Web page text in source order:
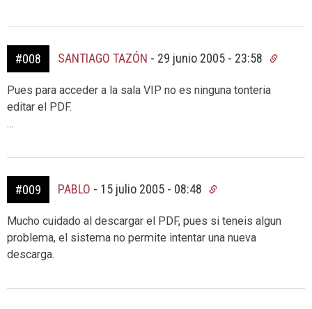
#008 SANTIAGO TAZÓN - 29 junio 2005 - 23:58
Pues para acceder a la sala VIP no es ninguna tonteria
editar el PDF.
…
#009 PABLO - 15 julio 2005 - 08:48
Mucho cuidado al descargar el PDF, pues si teneis algun
problema, el sistema no permite intentar una nueva
descarga.